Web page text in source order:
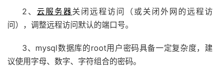
2、 云服务器关闭远程访问（或关闭外网的远程访
问），调整远程访问默认的端口号。
3、mysql数据库的root用户密码具备一定复杂度，建
议使用字母、数字、字符组合的密码。